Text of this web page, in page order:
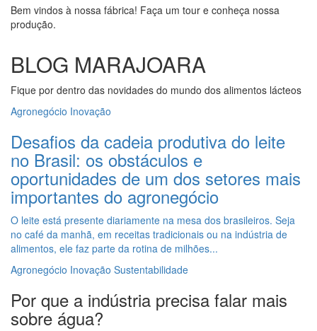
Bem vindos à nossa fábrica! Faça um tour e conheça nossa
produção.
BLOG MARAJOARA
Fique por dentro das novidades do mundo dos alimentos lácteos
Agronegócio Inovação
Desafios da cadeia produtiva do leite
no Brasil: os obstáculos e
oportunidades de um dos setores mais
importantes do agronegócio
O leite está presente diariamente na mesa dos brasileiros. Seja
no café da manhã, em receitas tradicionais ou na indústria de
alimentos, ele faz parte da rotina de milhões...
Agronegócio Inovação Sustentabilidade
Por que a indústria precisa falar mais
sobre água?